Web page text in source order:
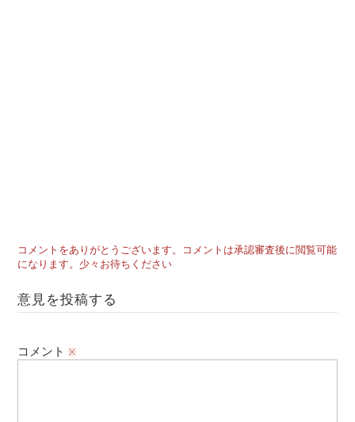
コメントをありがとうございます。コメントは承認審査後に閲覧可能
になります。少々お待ちください
意見を投稿する
コメント※